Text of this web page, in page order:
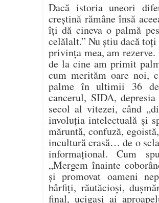
Dacă istoria uneori
creștină rămâne însă
îți dă cineva o palmă
celălalt.” Nu știu dacă toți
privința mea, am
de la cine am primit
cum merităm oare noi,
palme în ultimii 36
cancerul, SIDA,
secol al vitezei, când
involuția intelectuală și
măruntă, confuză,
incultură crasă… de o
informațional. Cum
„Mergem înainte
și promovat oameni
bârfiți, răutăcioși,
final, ucigași ai